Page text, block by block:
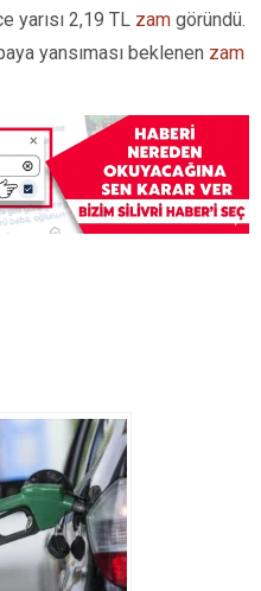
yarısı 2,19 TL zam göründü.
yansıması beklenen zam